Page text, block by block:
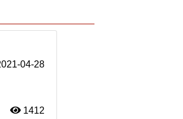
04-28
1412